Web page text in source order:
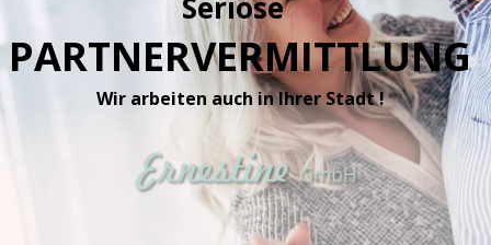
PARTNERVERMITTLUNG
Wir arbeiten auch in Ihrer Stadt !